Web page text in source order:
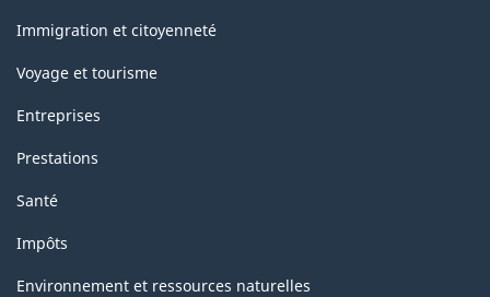
sujets
Immigration et citoyenneté
Voyage et tourisme
Entreprises
Prestations
Santé
Impôts
Environnement et ressources naturelles